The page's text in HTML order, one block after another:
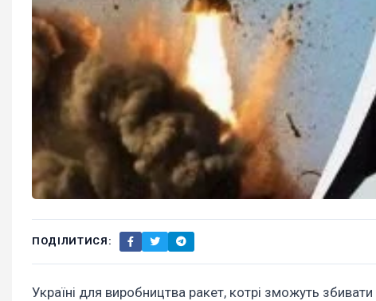
ПОДІЛИТИСЯ:
Україні для виробництва ракет, котрі зможуть збивати